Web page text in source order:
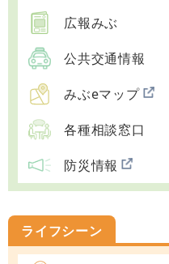
広報みぶ
公共交通情報
みぶeマップ
各種相談窓口
防災情報
ライフシーン